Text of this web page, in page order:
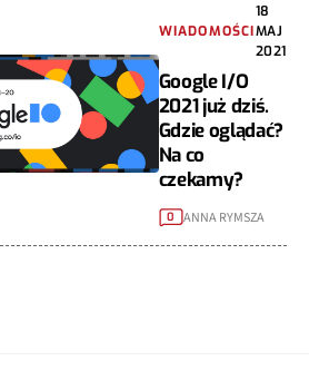
WIADOMOŚCI
18
MAJ
2021
Google I/O
2021 już dziś.
Gdzie oglądać?
Na co
czekamy?
0 ANNA RYMSZA